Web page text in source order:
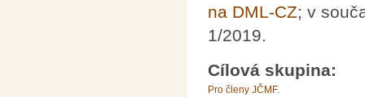
na DML-CZ; v
1/2019.
Cílová skupina:
Pro členy JČMF.